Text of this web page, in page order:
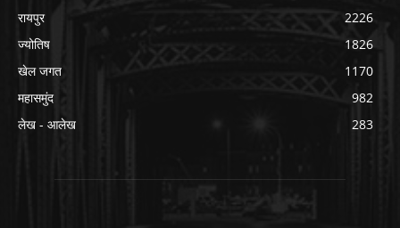
रायपुर
2226
ज्योतिष
1826
खेल जगत
1170
महासमुंद
982
लेख - आलेख
283